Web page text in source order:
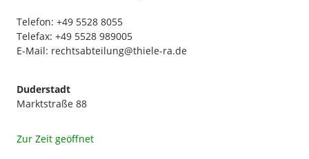
Telefon: +49 5528 8055
Telefax: +49 5528 989005
E-Mail: rechtsabteilung@thiele-ra.de
Duderstadt
Marktstraße 88
Zur Zeit geöffnet